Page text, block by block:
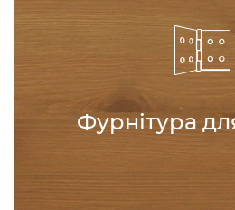
Фурнітура